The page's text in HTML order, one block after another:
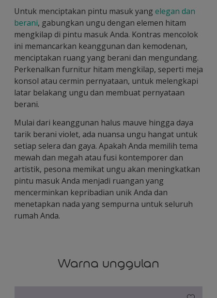
Untuk menciptakan pintu masuk yang elegan dan
berani, gabungkan ungu dengan elemen hitam
mengkilap di pintu masuk Anda. Kontras mencolok
ini memancarkan keanggunan dan kemodenan,
menciptakan ruang yang berani dan mengundang.
Perkenalkan furnitur hitam mengkilap, seperti meja
konsol atau cermin pernyataan, untuk melengkapi
latar belakang ungu dan membuat pernyataan
berani.
Mulai dari keanggunan halus mauve hingga daya
tarik berani violet, ada nuansa ungu hangat untuk
setiap selera dan gaya. Apakah Anda memilih tema
mewah dan megah atau fusi kontemporer dan
artistik, pesona memikat ungu akan meningkatkan
pintu masuk Anda menjadi ruangan yang
mencerminkan kepribadian unik Anda dan
menetapkan nada yang sempurna untuk seluruh
rumah Anda.
Warna unggulan